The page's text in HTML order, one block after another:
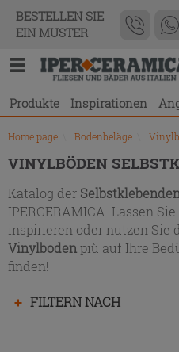
BESTELLEN SIE
EIN MUSTER
Produkte Inspirationen
Home page Bodenbeläge
VINYLBÖDEN
Katalog der
IPERCERAMICA. Lassen
inspirieren oder nutzen Sie
Vinylbodenpiù auf Ihre
finden!
Produktverzeichnis
FILTERN NACH
Drücken